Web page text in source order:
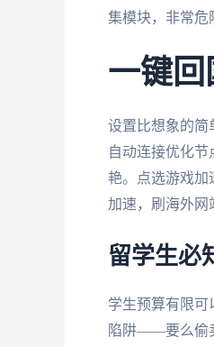
集模块，非常危
一键回
设置比想象的简
自动连接优化
艳。点选游戏加
加速，刷海外网
留学生必
学生预算有限可
陷阱——要么偷